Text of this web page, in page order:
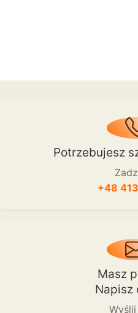
Potrzebujesz
+48
Masz
Napisz